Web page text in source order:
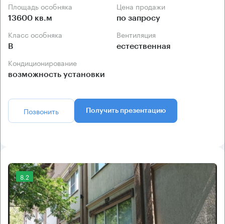
Площадь особняка
13600 кв.м
Цена продажи
по запросу
Класс особняка
B
Вентиляция
естественная
Кондиционирование
возможность установки
Позвонить Получить презентацию
8.2